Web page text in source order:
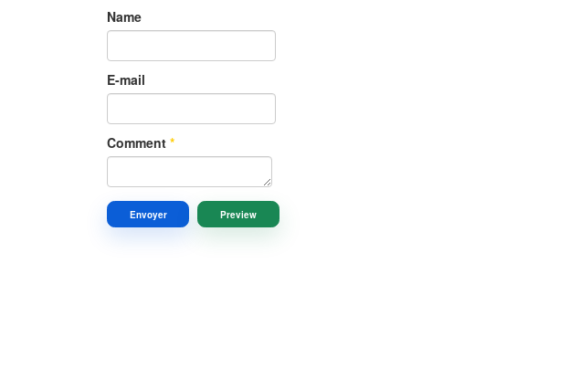
Name
E-mail
Comment *
Envoyer Preview